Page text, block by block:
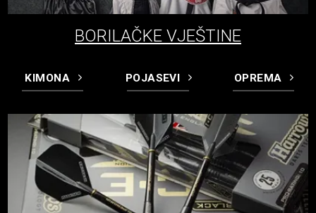
BORILAČKE VJEŠTINE
KIMONA POJASEVI OPREMA